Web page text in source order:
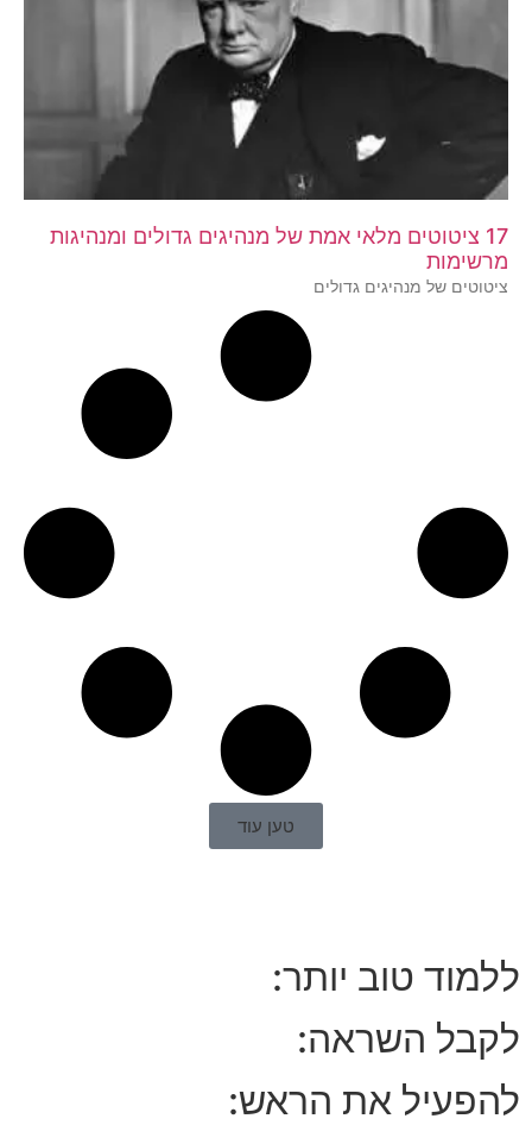
17 ציטוטים מלאי אמת של מנהיגים גדולים ומנהיגות
מרשימות
ציטוטים של מנהיגים גדולים
טען עוד
ללמוד טוב יותר:
לקבל השראה:
להפעיל את הראש: